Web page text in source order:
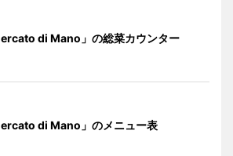
di Mano」の総菜カウンター
di Mano」のメニュー表